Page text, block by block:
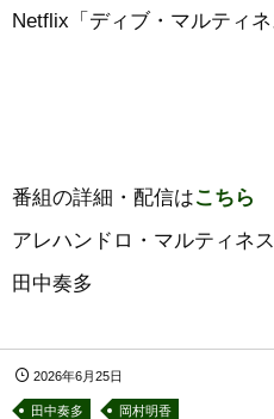
Netflix「ディブ・マルティ
番組の詳細・配信はこちら
アレハンドロ・マルティネ
田中奏多
2026年6月25日
田中奏多 岡村明香